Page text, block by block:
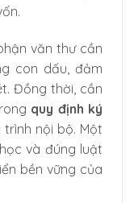
văn thư cần
con dấu, đảm
Đồng thời, cần
quy định ký
nội bộ. Một
và đúng luật
bền vững của